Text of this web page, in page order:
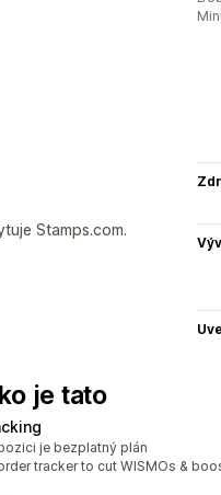
Stamps.com.
je tato
2857
je bezplatný plán
tracker to cut WISMOs &